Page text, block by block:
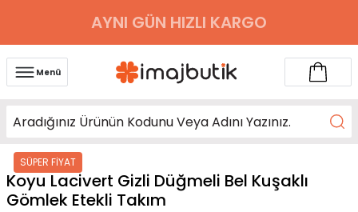
AYNI GÜN HIZLI KARGO
Menü
SÜPER FİYAT
Koyu Lacivert Gizli Düğmeli Bel Kuşaklı
Gömlek Etekli Takım